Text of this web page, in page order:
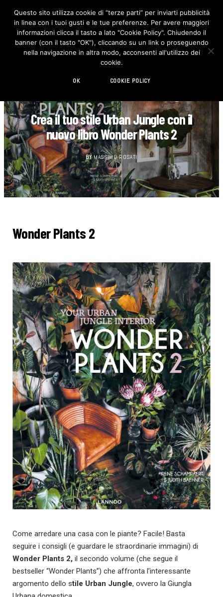
F
c
e
b
o
I
n
s
t
Crea il tuo stile Urban Jungle con il
nuovo libro Wonder Plants 2
BY MASSIMO ROSATI
Wonder Plants 2
Come arredare una casa con le piante? Facile! Basta
seguire i consigli (e guardare le straordinarie immagini) di
Wonder Plants 2, il secondo volume (che segue il
bestseller “Wonder Plants”) che affronta l’interessante
argomento dello stile Urban Jungle, ovvero la Giungla
Questo sito utilizza cookie di “terze parti” per inviarti pubblicità
in linea con i tuoi gusti e le tue preferenze. Per avere maggiori
informazioni clicca il tasto a lato "Cookie Policy". Chiudendo il
banner (con il tasto "OK"), cliccando su un link o proseguendo
nella navigazione in altra modo, acconsenti all'utilizzo dei
cookie.
OK COOKIE POLICY